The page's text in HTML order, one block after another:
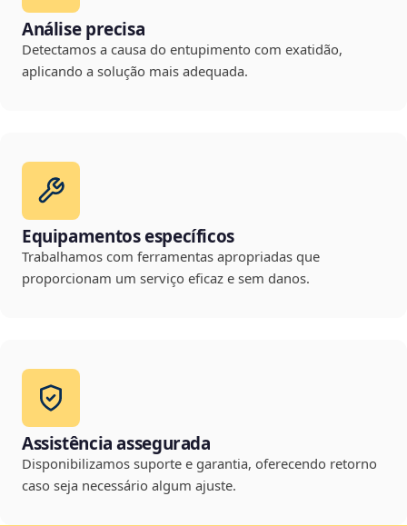
Análise precisa
Detectamos a causa do entupimento com exatidão,
aplicando a solução mais adequada.
Equipamentos específicos
Trabalhamos com ferramentas apropriadas que
proporcionam um serviço eficaz e sem danos.
Assistência assegurada
Disponibilizamos suporte e garantia, oferecendo retorno
caso seja necessário algum ajuste.